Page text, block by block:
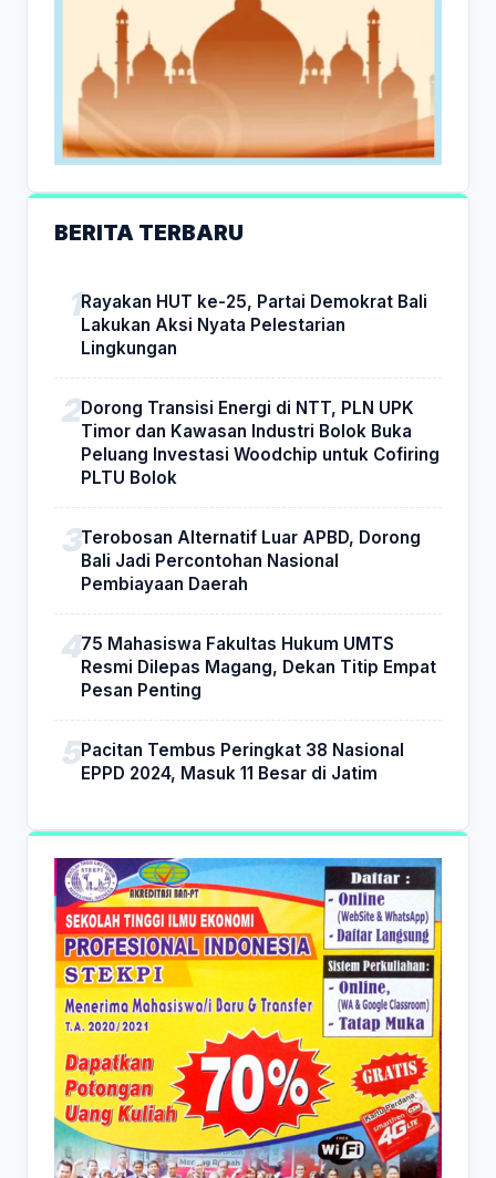
BERITA TERBARU
Rayakan HUT ke-25, Partai Demokrat Bali
Lakukan Aksi Nyata Pelestarian
Lingkungan
Dorong Transisi Energi di NTT, PLN UPK
Timor dan Kawasan Industri Bolok Buka
Peluang Investasi Woodchip untuk Cofiring
PLTU Bolok
Terobosan Alternatif Luar APBD, Dorong
Bali Jadi Percontohan Nasional
Pembiayaan Daerah
75 Mahasiswa Fakultas Hukum UMTS
Resmi Dilepas Magang, Dekan Titip Empat
Pesan Penting
Pacitan Tembus Peringkat 38 Nasional
EPPD 2024, Masuk 11 Besar di Jatim